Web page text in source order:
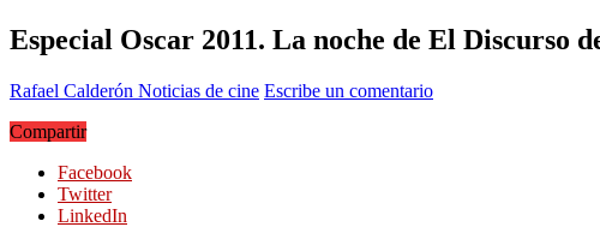
Especial Oscar 2011. La noche de El Discurso
Rafael Calderón Noticias de cine Escribe un comentario
Compartir
Facebook
Twitter
LinkedIn